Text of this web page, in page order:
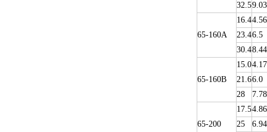
32.59.03
65-160A
16.44.56
23.46.5
30.48.44
65-160B
15.04.17
21.66.0
28
7.78
65-200
17.54.86
25
6.94